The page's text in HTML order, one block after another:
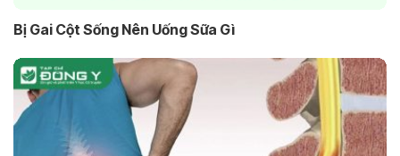
Bị Gai Cột Sống Nên Uống Sữa Gì